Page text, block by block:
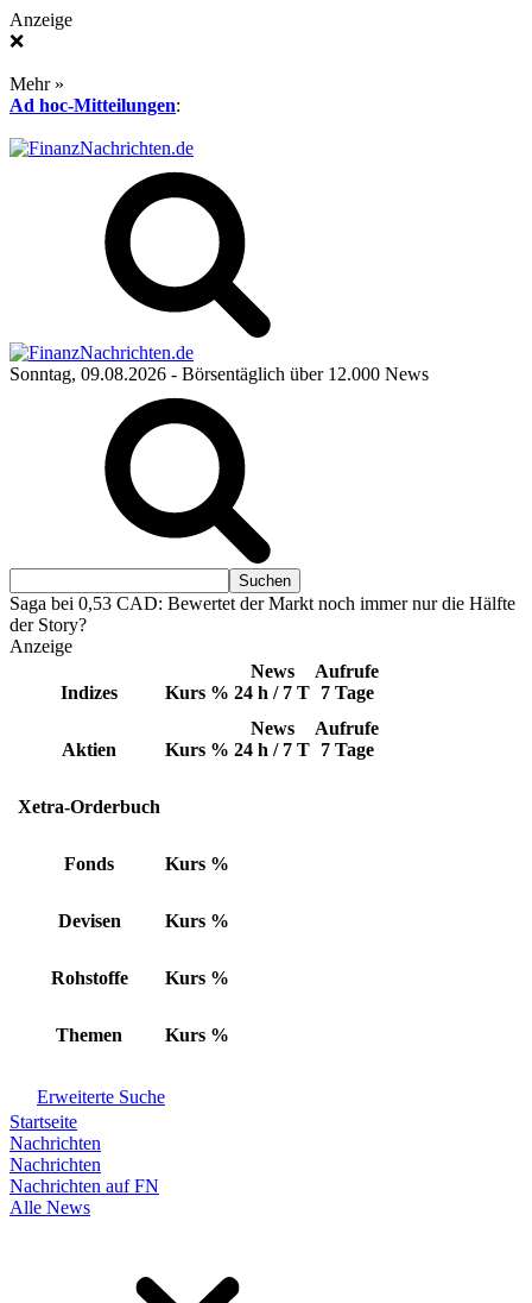
Anzeige
❌
Mehr »
Ad hoc-Mitteilungen:
Sonntag, 09.08.2026 - Börsentäglich über 12.000 News
Saga bei 0,53 CAD: Bewertet der Markt noch immer nur die Hälfte
der Story?
Anzeige
Indizes Kurs %
News
24 h / 7 T
Aufrufe
7 Tage
Aktien Kurs %
News
24 h / 7 T
Aufrufe
7 Tage
Xetra-Orderbuch
Fonds Kurs %
Devisen Kurs %
Rohstoffe Kurs %
Themen Kurs %
Erweiterte Suche
Startseite
Nachrichten
Nachrichten
Nachrichten auf FN
Alle News